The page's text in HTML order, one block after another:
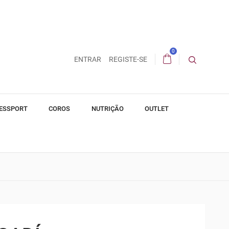
ENTRAR REGISTE-SE
0
COROS NUTRIÇÃO OUTLET